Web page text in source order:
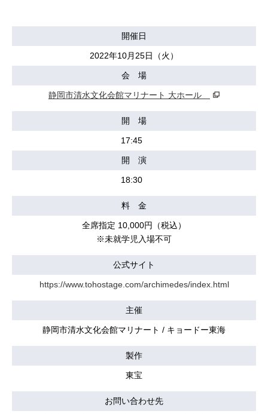
開催日
2022年10月25日（火）
会 場
静岡市清水文化会館マリナート 大ホール
開 場
17:45
開 演
18:30
料 金
全席指定 10,000円（税込）
※未就学児入場不可
公式サイト
https://www.tohostage.com/archimedes/index.html
主催
静岡市清水文化会館マリナート / キョードー東海
製作
東宝
お問い合わせ先